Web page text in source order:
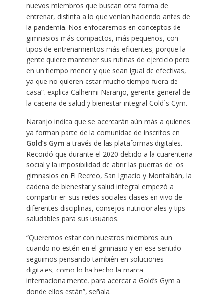
nuevos miembros que buscan otra forma de
entrenar, distinta a lo que venían haciendo antes de
la pandemia. Nos enfocaremos en conceptos de
gimnasios más compactos, más pequeños, con
tipos de entrenamientos más eficientes, porque la
gente quiere mantener sus rutinas de ejercicio pero
en un tiempo menor y que sean igual de efectivas,
ya que no quieren estar mucho tiempo fuera de
casa”, explica Calhermi Naranjo, gerente general de
la cadena de salud y bienestar integral Gold´s Gym.
Naranjo indica que se acercarán aún más a quienes
ya forman parte de la comunidad de inscritos en
Gold’s Gym a través de las plataformas digitales.
Recordó que durante el 2020 debido a la cuarentena
social y la imposibilidad de abrir las puertas de los
gimnasios en El Recreo, San Ignacio y Montalbán, la
cadena de bienestar y salud integral empezó a
compartir en sus redes sociales clases en vivo de
diferentes disciplinas, consejos nutricionales y tips
saludables para sus usuarios.
“Queremos estar con nuestros miembros aun
cuando no estén en el gimnasio y en ese sentido
seguimos pensando también en soluciones
digitales, como lo ha hecho la marca
internacionalmente, para acercar a Gold’s Gym a
donde ellos están”, señala.